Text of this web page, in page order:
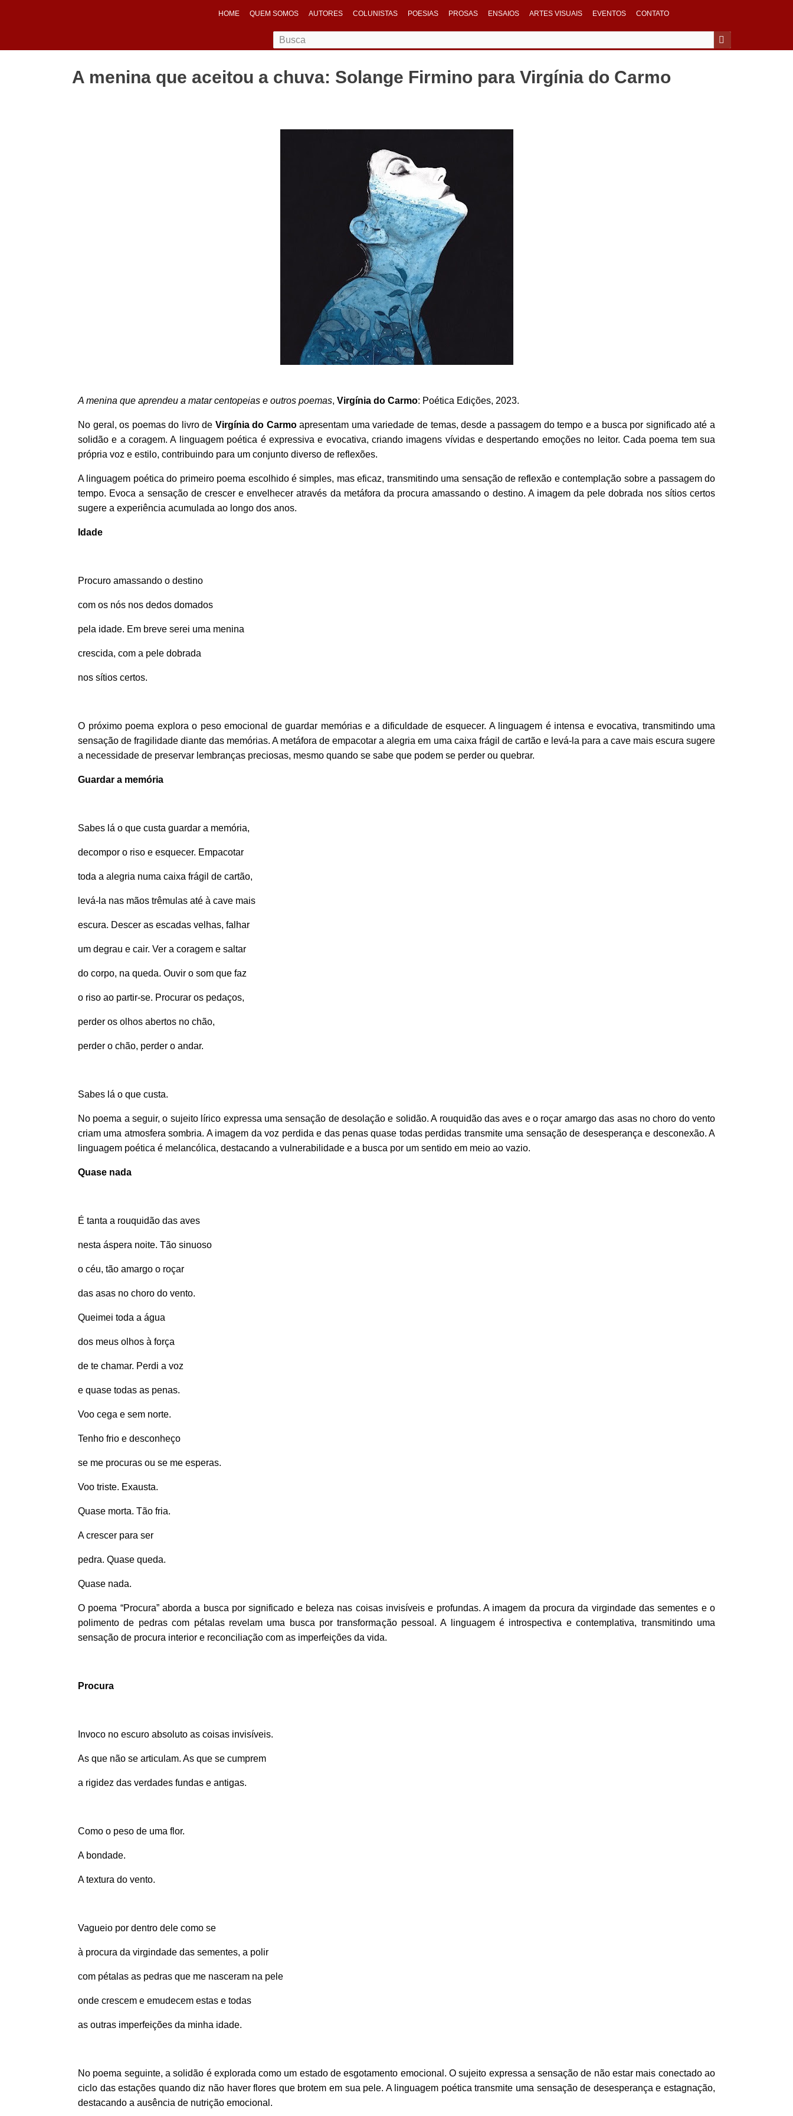
HOME QUEM SOMOS AUTORES COLUNISTAS POESIAS PROSAS ENSAIOS ARTES VISUAIS EVENTOS CONTATO
A menina que aceitou a chuva: Solange Firmino para Virgínia do Carmo
A menina que aprendeu a matar centopeias e outros poemas, Virgínia do Carmo: Poética Edições, 2023.
No geral, os poemas do livro de Virgínia do Carmoapresentam uma variedade de temas, desde a passagem do tempo e a busca por significado até a
solidão e a coragem. A linguagem poética é expressiva e evocativa, criando imagens vívidas e despertando emoções no leitor. Cada poema tem sua
própria voz e estilo, contribuindo para um conjunto diverso de reflexões.
A linguagem poética do primeiro poema escolhido é simples, mas eficaz, transmitindo uma sensação de reflexão e contemplação sobre a passagem do
tempo. Evoca a sensação de crescer e envelhecer através da metáfora da procura amassando o destino. A imagem da pele dobrada nos sítios certos
sugere a experiência acumulada ao longo dos anos.
Idade
Procuro amassando o destino
com os nós nos dedos domados
pela idade. Em breve serei uma menina
crescida, com a pele dobrada
nos sítios certos.
O próximo poema explora o peso emocional de guardar memórias e a dificuldade de esquecer. A linguagem é intensa e evocativa, transmitindo uma
sensação de fragilidade diante das memórias. A metáfora de empacotar a alegria em uma caixa frágil de cartão e levá-la para a cave mais escura sugere
a necessidade de preservar lembranças preciosas, mesmo quando se sabe que podem se perder ou quebrar.
Guardar a memória
Sabes lá o que custa guardar a memória,
decompor o riso e esquecer. Empacotar
toda a alegria numa caixa frágil de cartão,
levá-la nas mãos trêmulas até à cave mais
escura. Descer as escadas velhas, falhar
um degrau e cair. Ver a coragem e saltar
do corpo, na queda. Ouvir o som que faz
o riso ao partir-se. Procurar os pedaços,
perder os olhos abertos no chão,
perder o chão, perder o andar.
Sabes lá o que custa.
No poema a seguir, o sujeito lírico expressa uma sensação de desolação e solidão. A rouquidão das aves e o roçar amargo das asas no choro do vento
criam uma atmosfera sombria. A imagem da voz perdida e das penas quase todas perdidas transmite uma sensação de desesperança e desconexão. A
linguagem poética é melancólica, destacando a vulnerabilidade e a busca por um sentido em meio ao vazio.
Quase nada
É tanta a rouquidão das aves
nesta áspera noite. Tão sinuoso
o céu, tão amargo o roçar
das asas no choro do vento.
Queimei toda a água
dos meus olhos à força
de te chamar. Perdi a voz
e quase todas as penas.
Voo cega e sem norte.
Tenho frio e desconheço
se me procuras ou se me esperas.
Voo triste. Exausta.
Quase morta. Tão fria.
A crescer para ser
pedra. Quase queda.
Quase nada.
O poema “Procura” aborda a busca por significado e beleza nas coisas invisíveis e profundas. A imagem da procura da virgindade das sementes e o
polimento de pedras com pétalas revelam uma busca por transformação pessoal. A linguagem é introspectiva e contemplativa, transmitindo uma
sensação de procura interior e reconciliação com as imperfeições da vida.
Procura
Invoco no escuro absoluto as coisas invisíveis.
As que não se articulam. As que se cumprem
a rigidez das verdades fundas e antigas.
Como o peso de uma flor.
A bondade.
A textura do vento.
Vagueio por dentro dele como se
à procura da virgindade das sementes, a polir
com pétalas as pedras que me nasceram na pele
onde crescem e emudecem estas e todas
as outras imperfeições da minha idade.
No poema seguinte, a solidão é explorada como um estado de esgotamento emocional. O sujeito expressa a sensação de não estar mais conectado ao
ciclo das estações quando diz não haver flores que brotem em sua pele. A linguagem poética transmite uma sensação de desesperança e estagnação,
destacando a ausência de nutrição emocional.